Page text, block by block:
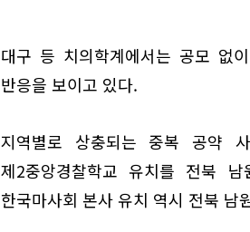
대구 등 치의학계에서는 공모 없
반응을 보이고 있다.
지역별로 상충되는 중복 공약
제2중앙경찰학교 유치를 전북
한국마사회 본사 유치 역시 전북 남